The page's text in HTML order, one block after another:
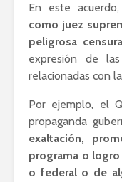
En este acuerdo,
como juez
peligrosa censura
expresión de
relacionadas con
Por ejemplo, el
propaganda
exaltación,
programa o
o federal o de